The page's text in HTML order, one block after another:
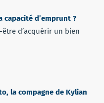
capacité d’emprunt ?
d’acquérir un bien
la compagne de Kylian